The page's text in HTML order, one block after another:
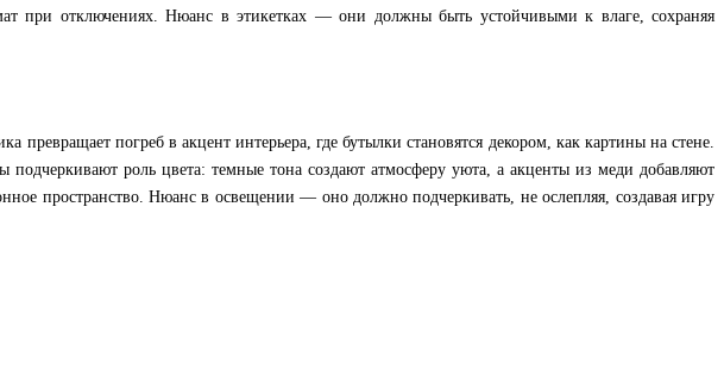
при отключениях. Нюанс в этикетках — они должны быть устойчивыми к влаге, сохраняя
превращает погреб в акцент интерьера, где бутылки становятся декором, как картины на стене.
роль цвета: темные тона создают атмосферу уюта, а акценты из меди добавляют
пространство. Нюанс в освещении — оно должно подчеркивать, не ослепляя, создавая игру